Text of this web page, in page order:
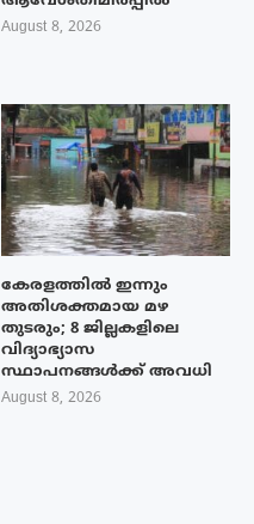
August 8, 2026
കേരളത്തിൽ ഇന്നും
അതിശക്തമായ മഴ
തുടരും; 8 ജില്ലകളിലെ
വിദ്യാഭ്യാസ
സ്ഥാപനങ്ങൾക്ക് അവധി
August 8, 2026